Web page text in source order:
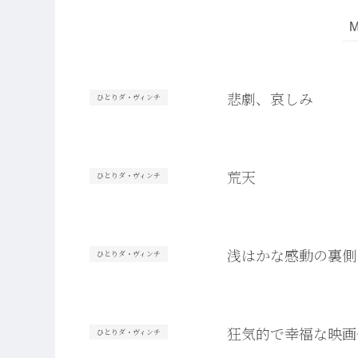
ひとりダ・ヴィンチ 悲劇、哀しみ
ひとりダ・ヴィンチ 荒天
ひとりダ・ヴィンチ 浅はかな感動の裏側
ひとりダ・ヴィンチ 狂気的で幸福な映